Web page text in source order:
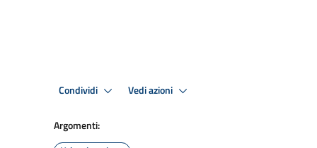
Condividi Vedi azioni
Argomenti: